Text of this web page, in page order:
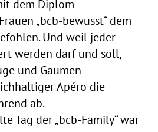
dem Diplom
„bcb-bewusst“ dem
Und weil jeder
werden darf und soll,
und Gaumen
Apéro die
ab.
Tag der „bcb-Family“ war